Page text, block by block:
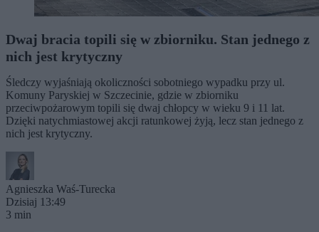
Dwaj bracia topili się w zbiorniku. Stan jednego z
nich jest krytyczny
Śledczy wyjaśniają okoliczności sobotniego wypadku przy ul.
Komuny Paryskiej w Szczecinie, gdzie w zbiorniku
przeciwpożarowym topili się dwaj chłopcy w wieku 9 i 11 lat.
Dzięki natychmiastowej akcji ratunkowej żyją, lecz stan jednego z
nich jest krytyczny.
Agnieszka Waś-Turecka
Dzisiaj 13:49
3 min